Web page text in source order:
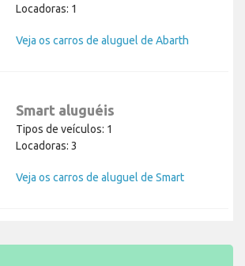
Locadoras: 1
Veja os carros de aluguel de Abarth
Smart aluguéis
Tipos de veículos: 1
Locadoras: 3
Veja os carros de aluguel de Smart